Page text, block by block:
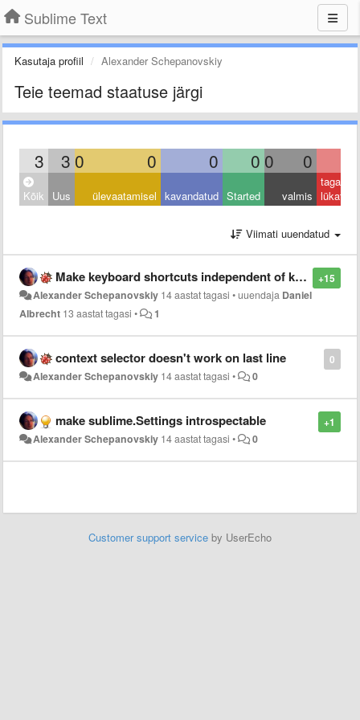
Sublime Text
Kasutaja profiil Alexander Schepanovskiy
Teie teemad staatuse järgi
3 3 0 0 0 0 0 0
Kõik Uus ülevaatamisel kavandatud Started valmis
tagasi
lükatud
Viimati uuendatud
+15
Make keyboard shortcuts independent of keyboard layout
Alexander Schepanovskiy 14 aastat tagasi •uuendaja Daniel
Albrecht 13 aastat tagasi • 1
0
context selector doesn't work on last line
Alexander Schepanovskiy 14 aastat tagasi • 0
+1
make sublime.Settings introspectable
Alexander Schepanovskiy 14 aastat tagasi • 0
Customer support service by UserEcho